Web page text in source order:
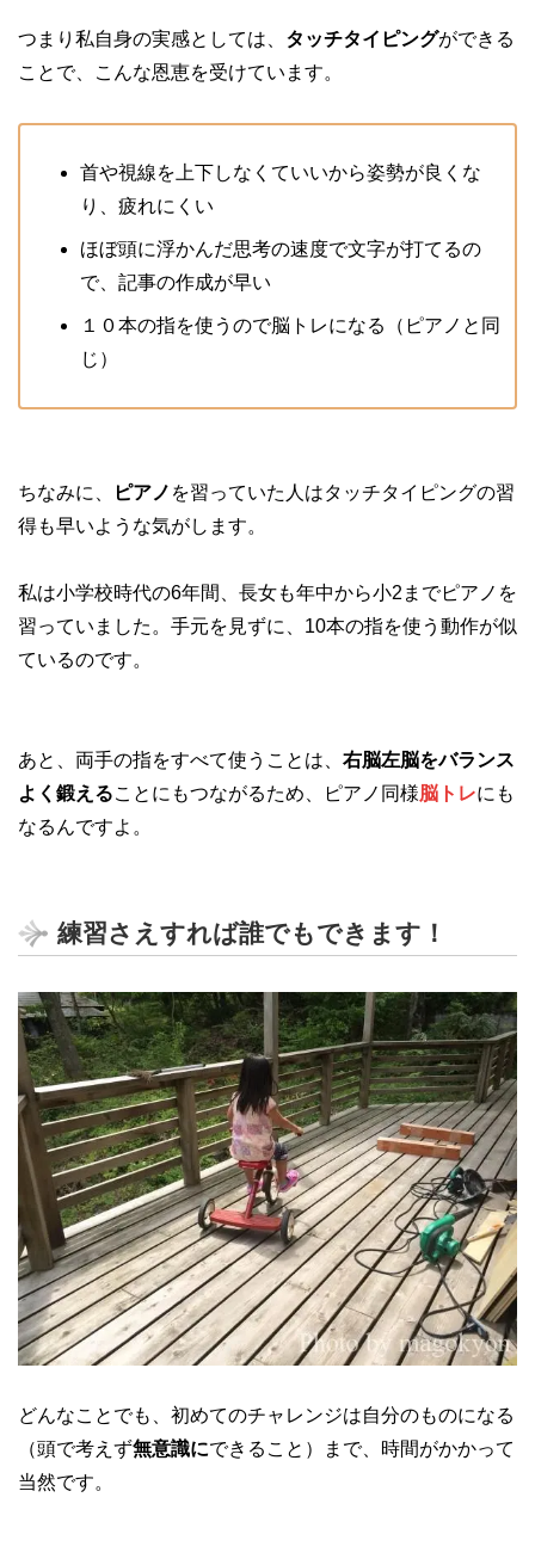
つまり私自身の実感としては、 タッチタイピングができる
ことで、こんな恩恵を受けています。
首や視線を上下しなくていいから姿勢が良くな
り、疲れにくい
ほぼ頭に浮かんだ思考の速度で文字が打てるの
で、記事の作成が早い
１０本の指を使うので脳トレになる（ピアノと同
じ）
ちなみに、 ピアノ を習っていた人はタッチタイピングの習
得も早いような気がします。
私は小学校時代の6年間、長女も年中から小2までピアノを
習っていました。手元を見ずに、10本の指を使う動作が似
ているのです。
あと、両手の指をすべて使うことは、 右脳左脳をバランス
よく鍛えることにもつながるため、ピアノ同様脳トレにも
なるんですよ。
練習さえすれば誰でもできます！
どんなことでも、初めてのチャレンジは自分のものになる
（頭で考えず無意識にできること）まで、時間がかかって
当然です。